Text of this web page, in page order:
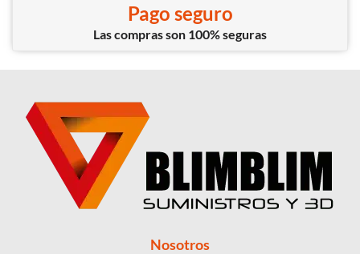
Pago seguro
Las compras son 100% seguras
Nosotros